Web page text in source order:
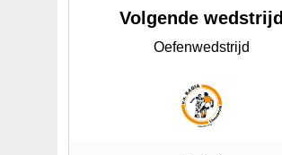
Volgende wedstrijd
Oefenwedstrijd